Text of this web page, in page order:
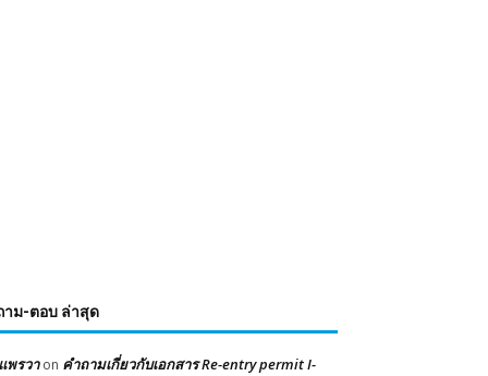
าม-ตอบ ล่าสุด
แพรวาon คำถามเกี่ยวกับเอกสาร Re-entry permit I-